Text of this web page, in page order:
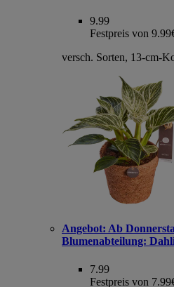
9.99
Festpreis von
versch. Sorten, 13-cm-
Angebot: Ab
Blumenabteilung:
7.99
Festpreis von